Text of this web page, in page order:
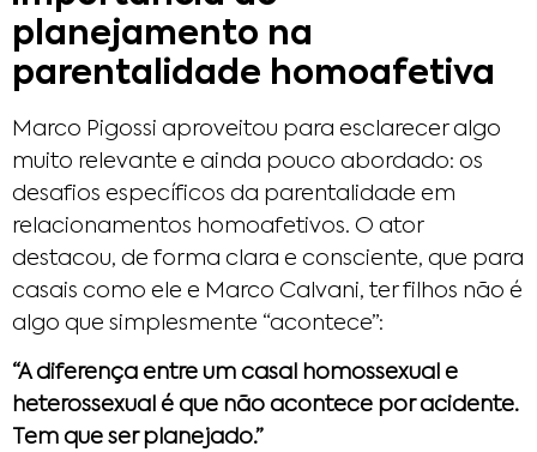
planejamento na
parentalidade homoafetiva
Marco Pigossi aproveitou para esclarecer algo
muito relevante e ainda pouco abordado: os
desafios específicos da parentalidade em
relacionamentos homoafetivos. O ator
destacou, de forma clara e consciente, que para
casais como ele e Marco Calvani, ter filhos não é
algo que simplesmente “acontece”:
“A diferença entre um casal homossexual e
heterossexual é que não acontece por acidente.
Tem que ser planejado.”